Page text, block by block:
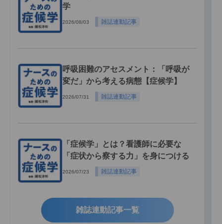
学
2026/08/03 雑誌連動記事
呼吸困難のアセスメント：「呼吸が
変だ」から考える病態【症候学】
2026/07/31 雑誌連動記事
「症候学」とは？看護師に必要な
「症状から察する力」を身につける
2026/07/23 雑誌連動記事
雑誌連動記事一覧